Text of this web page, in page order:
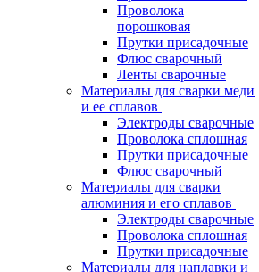
Проволока
порошковая
Прутки присадочные
Флюс сварочный
Ленты сварочные
Материалы для сварки меди
и ее сплавов
Электроды сварочные
Проволока сплошная
Прутки присадочные
Флюс сварочный
Материалы для сварки
алюминия и его сплавов
Электроды сварочные
Проволока сплошная
Прутки присадочные
Материалы для наплавки и